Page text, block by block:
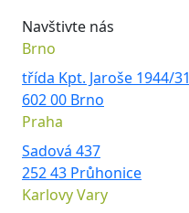
Navštivte nás
Brno
třída Kpt. Jaroše 1944/31
602 00 Brno
Praha
Sadová 437
252 43 Průhonice
Karlovy Vary